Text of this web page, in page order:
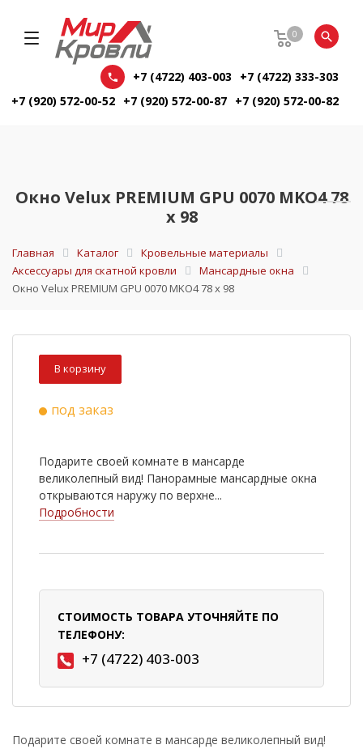
0
+7 (4722) 403-003
+7 (4722) 333-303
+7 (920) 572-00-52 +7 (920) 572-00-87 +7 (920) 572-00-82
Окно Velux PREMIUM GPU 0070 MKO4 78
х 98
Главная Каталог
Кровельные материалы
Аксессуары для скатной кровли
Мансардные окна
Окно Velux PREMIUM GPU 0070 MKO4 78 х 98
В корзину
под заказ
Подарите своей комнате в мансарде
великолепный вид! Панорамные мансардные окна
открываются наружу по верхне...
Подробности
СТОИМОСТЬ ТОВАРА УТОЧНЯЙТЕ ПО
ТЕЛЕФОНУ:
+7 (4722) 403-003
Подарите своей комнате в мансарде великолепный вид!